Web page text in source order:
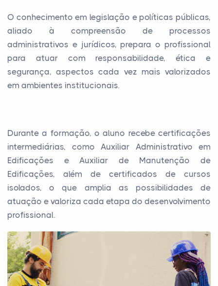
O conhecimento em legislação e políticas públicas,
aliado à compreensão de processos
administrativos e jurídicos, prepara o profissional
para atuar com responsabilidade, ética e
segurança, aspectos cada vez mais valorizados
em ambientes institucionais.
Durante a formação, o aluno recebe certificações
intermediárias, como Auxiliar Administrativo em
Edificações e Auxiliar de Manutenção de
Edificações, além de certificados de cursos
isolados, o que amplia as possibilidades de
atuação e valoriza cada etapa do desenvolvimento
profissional.